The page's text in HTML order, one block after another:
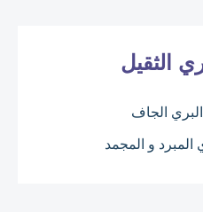
الثقيل
الجاف
و المجمد